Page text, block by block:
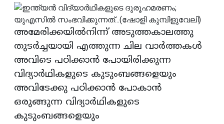
അമേരിക്കയിൽനിന്ന് അടുത്തകാലത്തു
തുടർച്ചയായി എത്തുന്ന ചില വാർത്തകൾ
അവിടെ പഠിക്കാൻ പോയിരിക്കുന്ന
വിദ്യാർഥികളുടെ കുടുംബങ്ങളെയും
അവിടേക്കു പഠിക്കാൻ പോകാൻ
ഒരുങ്ങുന്ന വിദ്യാർഥികളുടെ
കുടുംബങ്ങളെയും